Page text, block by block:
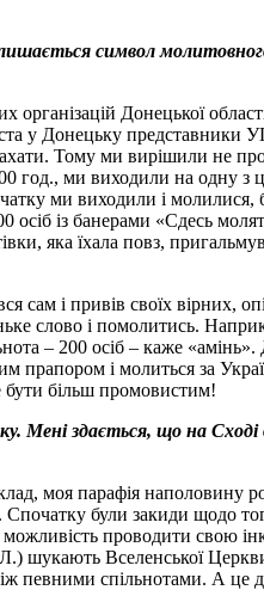
символ
Донецької
у Донецьку
Тому ми вирішили не
год., ми виходили на одну з
ми виходили і молилися,
із банерами «Сдесь
яка їхала повз,
і привів своїх вірних,
слово і помолитись.
– 200 осіб – каже «амінь».
прапором і молиться за
бути більш промовистим!
Мені здається, що на Сході
моя парафія наполовину
Спочатку були закиди щодо
проводити свою
шукають Вселенської
певними спільнотами. А це